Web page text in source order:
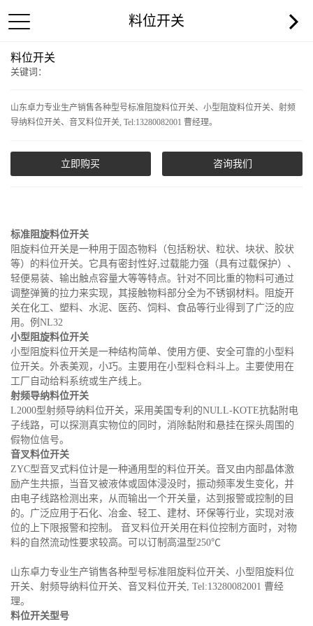
料位开关
料位开关
关键词：
山东卓力专业生产销售各种型号标准阻旋料位开关、小型阻旋料位开关、射频
导纳料位开关、音叉料位开关, Tel:13280082001 曹经理。
立即购买 咨询我们
标准阻旋料位开关
阻旋料位开关是一种用于固态物料（包括粉状、粒状、块状、胶状
等）的料位开关。它具有密封性好,过载能力强（具有过载保护）、
轻便易装、输出触点容量大等等特点。针对不同比重的物料可通过
调整弹簧的拉力来实现，其接触物料部分全为不锈钢材料。阻旋开
关在化工、塑料、水泥、医药、饲料、食品等行业得到了广泛的应
用。例NL32
小型阻旋料位开关
小型阻旋料位开关是一种结构简单、使用方便、安全可靠的小型料
位开关。外表美观，小巧。主要用在小型料仓料斗上。主要使用在
工厂自动给料系统或生产线上。
射频导纳料位开关
L2000型射频导纳料位开关，采用美国专利的NULL-KOTE抗黏附电
子线路，可以探测真实物位的同时，消除黏附和悬挂在探头周围的
假物位信号。
音叉料位开关
ZYC型音叉式料位计是一种通用型的料位开关。音叉由内部晶体激
励产生共振，当音叉被液体或固体浸没时，振动频率发生变化，并
由电子线路检测出来，从而输出一个开关量，达到报警或控制的目
的。广泛应用于石化、冶金、轻工、建材、环保等行业，实现对液
位的上下限报警和控制。 音叉料位开关用在料位控制方面时，对物
料的自然流动性要求较高。可以订制高温型250℃
山东卓力专业生产销售各种型号标准阻旋料位开关、小型阻旋料位
开关、射频导纳料位开关、音叉料位开关, Tel:13280082001 曹经
理。
料位开关型号